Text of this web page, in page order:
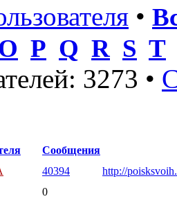
•
P Q R S T
3273 •
Сообщения
40394
http://
0